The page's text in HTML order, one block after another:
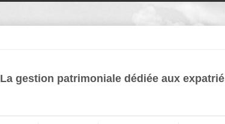
La gestion patrimoniale dédiée aux